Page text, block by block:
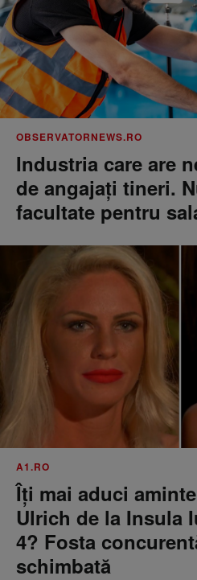
OBSERVATORNEWS.RO
Industria care are
de angajaţi tineri.
facultate pentru
A1.RO
Îți mai aduci
Ulrich de la Insula
4? Fosta
schimbată